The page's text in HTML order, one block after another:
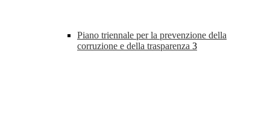
Piano triennale per la prevenzione della
corruzione e della trasparenza 3